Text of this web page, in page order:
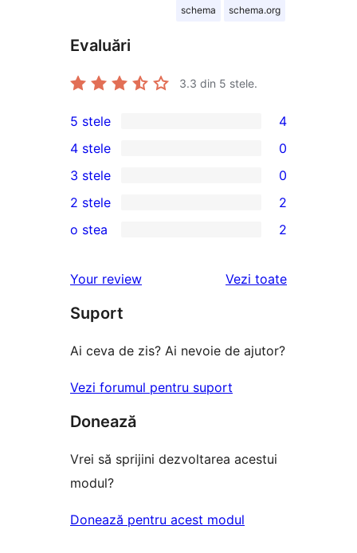
schema schema.org
Evaluări
3.3 din 5 stele.
4
5
–
recenzii
(stele)
5 stele 4
4
–
recenzii
4 stele 0
0
3
–
(stele)
3 stele 0
2
recenzii
(stele)
2 stele 2
2
–
recenzii
o stea 2
Your review Vezi toaterecenziile
Suport
Ai ceva de zis? Ai nevoie de ajutor?
Vezi forumul pentru suport
Donează
Vrei să sprijini dezvoltarea acestui
modul?
Donează pentru acest modul